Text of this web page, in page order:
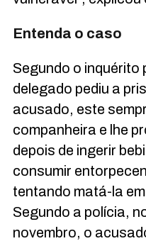
Entenda o caso
Segundo o inquérito
delegado pediu a
acusado, este
companheira e lhe
depois de ingerir
consumir
tentando matá-la
Segundo a polícia,
novembro, o